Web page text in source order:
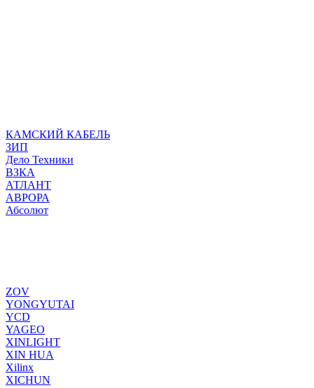
КАМСКИЙ КАБЕЛЬ
ЗИП
Дело Техники
ВЗКА
АТЛАНТ
АВРОРА
Абсолют
ZOV
YONGYUTAI
YCD
YAGEO
XINLIGHT
XIN HUA
Xilinx
XICHUN